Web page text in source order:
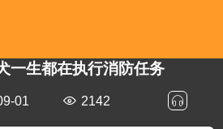
一生都在执行消防任务
01 2142